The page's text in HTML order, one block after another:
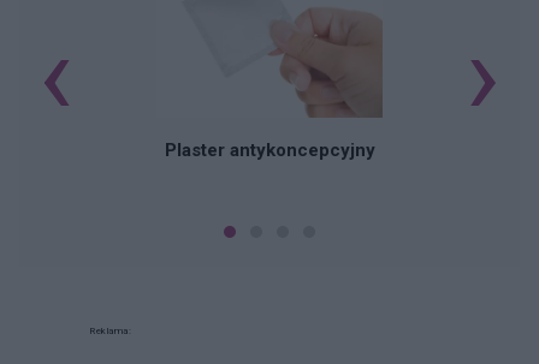
Plaster antykoncepcyjny
‹ ›
Reklama: